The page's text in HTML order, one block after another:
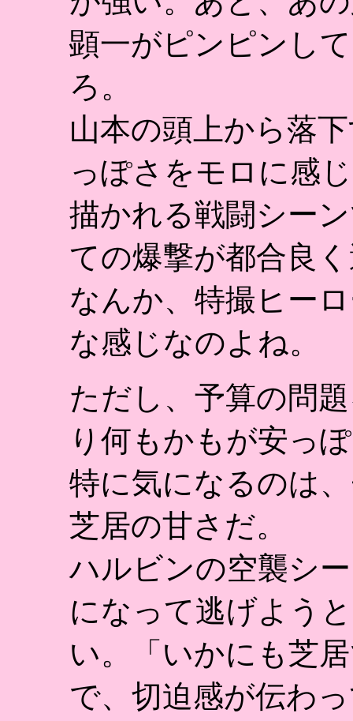
顕一がピンピンし
ろ。
山本の頭上から落
っぽさをモロに感
描かれる戦闘シー
ての爆撃が都合良
なんか、特撮ヒー
な感じなのよね。
ただし、予算の問
り何もかもが安っ
特に気になるのは
芝居の甘さだ。
ハルビンの空襲シ
になって逃げよう
い。「いかにも芝
で、切迫感が伝わ